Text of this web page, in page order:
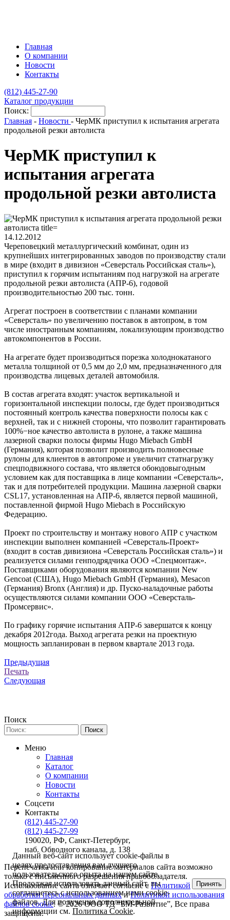
Главная
О компании
Новости
Контакты
(812) 445-27-90
Каталог продукции
Поиск:
Главная - Новости - ЧерМК приступил к испытания агрегата
продольной резки автолиста
ЧерМК приступил к
испытания агрегата
продольной резки автолиста
14.12.2012
Череповецкий металлургический комбинат, один из
крупнейших интегрированных заводов по производству стали
в мире (входит в дивизион «Северсталь Российская cталь»),
приступил к горячим испытаниям под нагрузкой на агрегате
продольной резки автолиста (АПР-6), годовой
производительностью 200 тыс. тонн.
Агрегат построен в соответствии с планами компании
«Северсталь» по увеличению поставок в автопром, в том
числе иностранным компаниям, локализующим производство
автокомпонентов в России.
На агрегате будет производиться порезка холоднокатаного
металла толщиной от 0,5 мм до 2,0 мм, предназначенного для
производства лицевых деталей автомобиля.
В состав агрегата входят: участок вертикальной и
горизонтальной инспекции полосы, где будет производиться
постоянный контроль качества поверхности полосы как с
верхней, так и с нижней стороны, что позволит гарантировать
100%−ное качество автолиста в рулоне, а также машина
лазерной сварки полосы фирмы Hugo Miebaсh GmbH
(Германия), которая позволит производить полновесные
рулоны для клиентов в автопроме и увеличит статнагрузку
спецподвижного состава, что является обоюдовыгодным
условием как для поставщика в лице компании «Северсталь»,
так и для потребителей продукции. Машина лазерной сварки
CSL17, установленная на АПР-6, является первой машиной,
поставленной фирмой Hugo Miebaсh в Российскую
Федерацию.
Проект по строительству и монтажу нового АПР с участком
инспекции выполнен компанией «Северсталь-Проект»
(входит в состав дивизиона «Северсталь Российская cталь») и
реализуется силами генподрядчика ООО «Спецмонтаж».
Поставщиками оборудования являются компании New
Gencoat (США), Hugo Miebaсh GmbH (Германия), Mesacon
(Германия) Bronx (Англия) и др. Пуско-наладочные работы
осуществляются силами компании ООО «Северсталь-
Промсервис».
По графику горячие испытания АПР-6 завершатся к концу
декабря 2012года. Выход агрегата резки на проектную
мощность запланирован в первом квартале 2013 года.
Предыдущая
Печать
Следующая
Поиск
Меню
Главная
Каталог
О компании
Новости
Контакты
Соцсети
Контакты
(812) 445-27-90
(812) 445-27-99
190020, РФ, Санкт-Петербург,
наб. Обводного канала, д. 138
Перепечатка или копирование материалов сайта возможно
только с письменного разрешения правообладателя.
Использование сайта означает согласие с Политикой
обработки персональных данныхиПолитикой использования
файлов cookie. © 2026 ООО ТД “БМ-Развитие”, Все права
защищены.
Данный веб-сайт использует cookie-файлы в
целях предоставления вам лучшего
пользовательского опыта на нашем сайте.
Продолжая использовать данный сайт, вы
соглашаетесь с использованием нами cookie-
файлов. Для получения дополнительной
информации см.Политика Cookie.
Принять